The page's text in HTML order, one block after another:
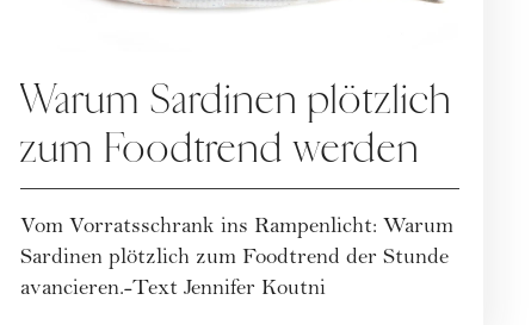
Warum Sardinen plötzlich
zum Foodtrend werden
Vom Vorratsschrank ins Rampenlicht: Warum
Sardinen plötzlich zum Foodtrend der Stunde
avancieren.-Text Jennifer Koutni